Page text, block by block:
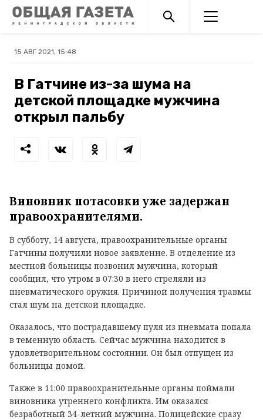
15 АВГ 2021, 15:48
В Гатчине из-за шума на
детской площадке мужчина
открыл пальбу
Виновник потасовки уже задержан
правоохранителями.
В субботу, 14 августа, правоохранительные органы
Гатчины получили новое заявление. В отделение из
местной больницы позвонил мужчина, который
сообщил, что утром в 07:30 в него стреляли из
пневматического оружия. Причиной получения травмы
стал шум на детской площадке.
Оказалось, что пострадавшему пуля из пневмата попала
в теменную область. Сейчас мужчина находится в
удовлетворительном состоянии. Он был отпущен из
больницы домой.
Также в 11:00 правоохранительные органы поймали
виновника утреннего конфликта. Им оказался
безработный 34-летний мужчина. Полицейские сразу